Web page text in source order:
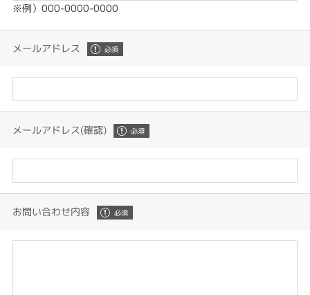
※例）000-0000-0000
メールアドレス
メールアドレス(確認)
お問い合わせ内容